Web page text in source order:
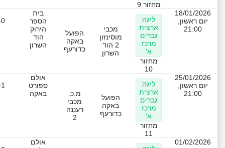
מחזור 9
18/01/2026
יום ראשון,
21:00
ליגה
ארצית
גברים
מרכז
א'
מחזור
10
מכבי
מוסינזון
2 הוד
השרון
הפועל
באקה
כדורעף
בית
הספר
הירוק
הוד
השרון
25/01/2026
יום ראשון,
21:00
ליגה
ארצית
גברים
מרכז
א'
מחזור
11
הפועל
באקה
כדורעף
מ.כ.
מכבי
רעננה
2
אולם
ספורט
באקה
01/02/2026
אולם